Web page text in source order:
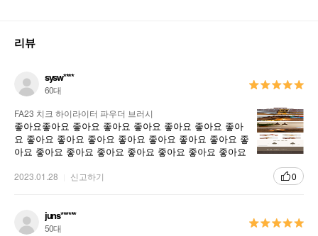
리뷰
sysw****
60대
FA23 치크 하이라이터 파우더 브러시
좋아요좋아요 좋아요 좋아요 좋아요 좋아요 좋아요 좋아
요 좋아요 좋아요 좋아요 좋아요 좋아요 좋아요 좋아요 좋
아요 좋아요 좋아요 좋아요 좋아요 좋아요 좋아요 좋아요
2023.01.28 신고하기 0
juns******
50대